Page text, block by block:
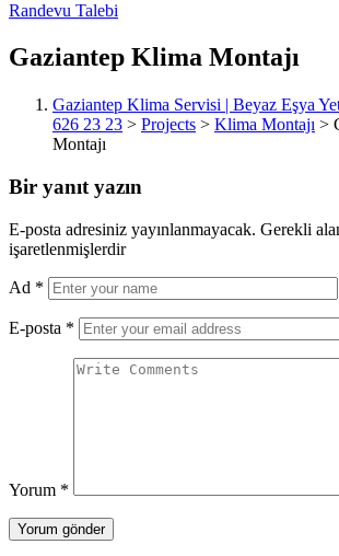
Randevu Talebi
Gaziantep Klima Montajı
Gaziantep Klima Servisi | Beyaz Eşya
626 23 23 > Projects > Klima Montajı >
Montajı
Bir yanıt yazın
E-posta adresiniz yayınlanmayacak. Gerekli
işaretlenmişlerdir
Ad *
E-posta *
Yorum *